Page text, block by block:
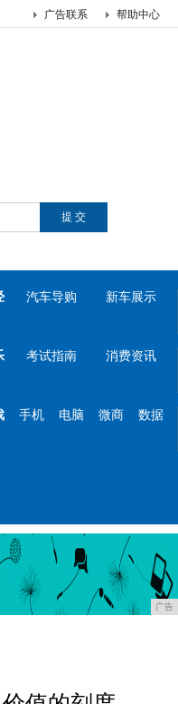
帮助中心
广告联系
汽车导购 新车展示
考试指南 消费资讯
手机 电脑 微商 数据
广告